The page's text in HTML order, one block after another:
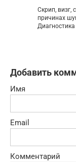
Скрип, визг,
причинах
Диагностика
Добавить
Имя
Email
Комментарий